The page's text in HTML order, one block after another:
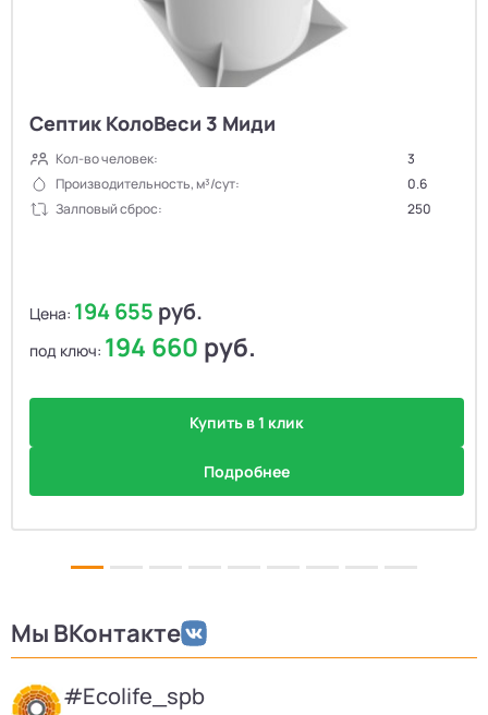
Септик КолоВеси 3 Миди
Кол-во человек:
3
Производительность, м³/сут:
0.6
Залповый сброс:
250
Цена: 194 655 руб.
под ключ: 194 660 руб.
Купить в 1 клик
Подробнее
Мы ВКонтакте
#Ecolife_spb